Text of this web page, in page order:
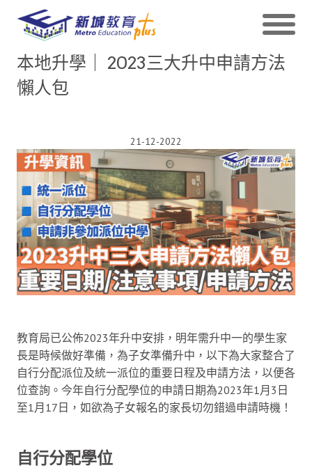
本地升學｜ 2023三大升中申請方法
懶人包
21-12-2022
教育局已公佈2023年升中安排，明年需升中一的學生家
長是時候做好準備，為子女準備升中，以下為大家整合了
自行分配派位及統一派位的重要日程及申請方法，以便各
位查詢。今年自行分配學位的申請日期為2023年1月3日
至1月17日，如欲為子女報名的家長切勿錯過申請時機！
自行分配學位